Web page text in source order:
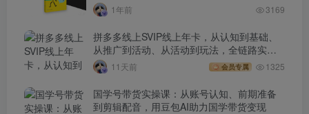
1年前 3169
拼多多线上SVIP线上年卡，从认知到基础、
从推广到活动、从活动到玩法，全链路实战
(260730)
11天前 会员专属 1325
国学号带货实操课：从账号认知、前期准备
到剪辑配音，用豆包AI助力国学带货变现